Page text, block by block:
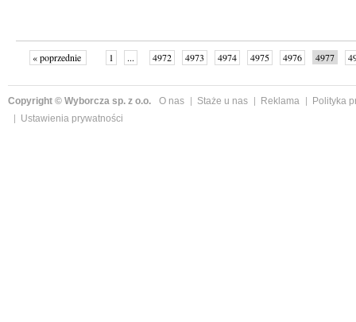
« poprzednie 1 ... 4972 4973 4974 4975 4976 4977
Copyright © Wyborcza sp. z o.o. O nas Staże u nas Reklama
Polityka
Ustawienia prywatności